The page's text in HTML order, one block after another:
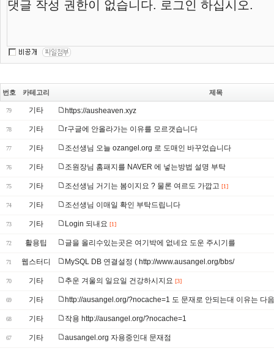
번호 카테고리 제목
79 기타 https://ausheaven.xyz
78 기타 r구글에 안올라가는 이유를 모르갯습니다
77 기타 조선생님 오늘 ozangel.org 로 도매인 바꾸었습니다
76 기타 조원장님 홈패지를 NAVER 에 넣는방법 설명 부탁
75 기타 조선생님 거기는 봄이지요 ? 물론 여르도 가깝고 [1]
74 기타 조선생님 이매일 확인 부탁드립니다
73 기타 Login 되내요 [1]
72 활용팁 글을 올리수있는곳은 여기박에 없네요 도운 주시기를
71 웹스터디 MySQL DB 연결설정 ( http://www.ausangel.org/bbs/
70 기타 추운 겨울의 일요일 건강하시지요 [3]
69 기타 http://ausangel.org/?nocache=1 도 문재로 안되는대 이유는 다
68 기타 작용 http://ausangel.org/?nocache=1
67 기타 ausangel.org 자용중인대 문재점